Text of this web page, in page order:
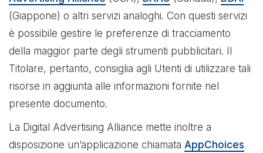
(Giappone) o altri servizi analoghi. Con questi servizi
è possibile gestire le preferenze di tracciamento
della maggior parte degli strumenti pubblicitari. Il
Titolare, pertanto, consiglia agli Utenti di utilizzare tali
risorse in aggiunta alle informazioni fornite nel
presente documento.
La Digital Advertising Alliance mette inoltre a
disposizione un’applicazione chiamata AppChoices